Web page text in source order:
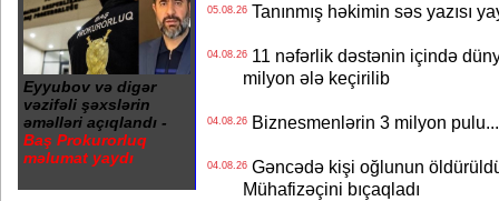
Eyyubov və digər
vəzifəli şəxslərin
əməlləri açıqlandı -
Baş Prokurorluq
məlumat yaydı
05.08.26Tanınmış həkimin səs yazısı
04.08.2611 nəfərlik dəstənin içində
milyon ələ keçirilib
04.08.26Biznesmenlərin 3 milyon
04.08.26Gəncədə kişi oğlunun
Mühafizəçini bıçaqladı